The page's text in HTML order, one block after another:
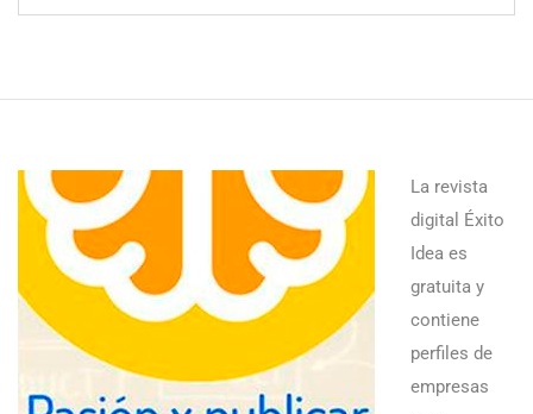
La revista
digital Éxito
Idea es
gratuita y
contiene
perfiles de
empresas